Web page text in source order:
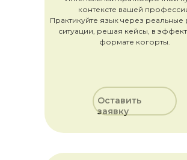
Оставить
заявку
контексте вашей
Практикуйте язык через реальные
ситуации, решая кейсы, в
формате когорты.